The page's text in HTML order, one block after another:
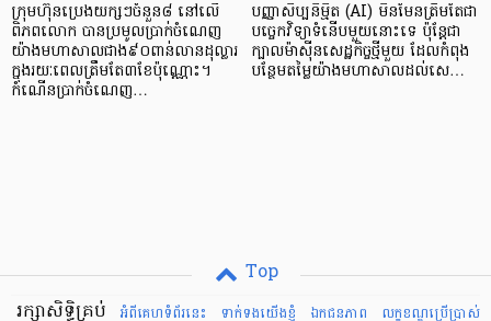
ក្រុមហ៊ុនប្រេងយក្សៗចំនួន៨ នៅលើ
ពិភពលោក បានប្រមូលប្រាក់ចំណេញ
យ៉ាងមហាសាលជាង៩០ពាន់លានដុល្លារ
ក្នុងរយៈពេលត្រឹមតែ៣ខែប៉ុណ្ណោះ។
កំណើនប្រាក់ចំណេញ…
បញ្ញាសិប្បនិម្មិត (AI) មិនមែនត្រឹមតែជា
បច្ចេកវិទ្យាទំនើបមួយនោះទេ ប៉ុន្តែជា
ក្បាលម៉ាស៊ីនសេដ្ឋកិច្ចថ្មីមួយ ដែលកំពុង
បន្ថែមតម្លៃយ៉ាងមហាសាលដល់សេ…
Top
អំពីគេហទំព័រនេះ
ទាក់ទងយើងខ្ញំ ឯកជនភាព លក្ខខណ្ឌ​ប្រើ​ប្រាស់
រក្សាសិទ្ធិគ្រប់